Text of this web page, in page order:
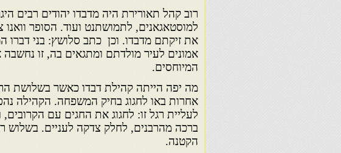
רוב קהל תאורירת היה מדבדו יהודים רבים
למוסטאגאנים, לתמושתנט ועוד. הסופר וואנו
את זיקתם מדבדו. וכן כתב סלושץ: בני דברו
אמונים לעיר מולדתם ומתגאים בה, זו
המיוחסים.
מה יפה הייתה קהילת דבדו כאשר בשלושת
אחרות באו לחגוג בחיק המשפחה. הקהילה
לעליית רגל זו: לחגוג את החגים עם
ברכה מהרבנים, לחלק צדקה לעניים. בשלוש
הקטנה.